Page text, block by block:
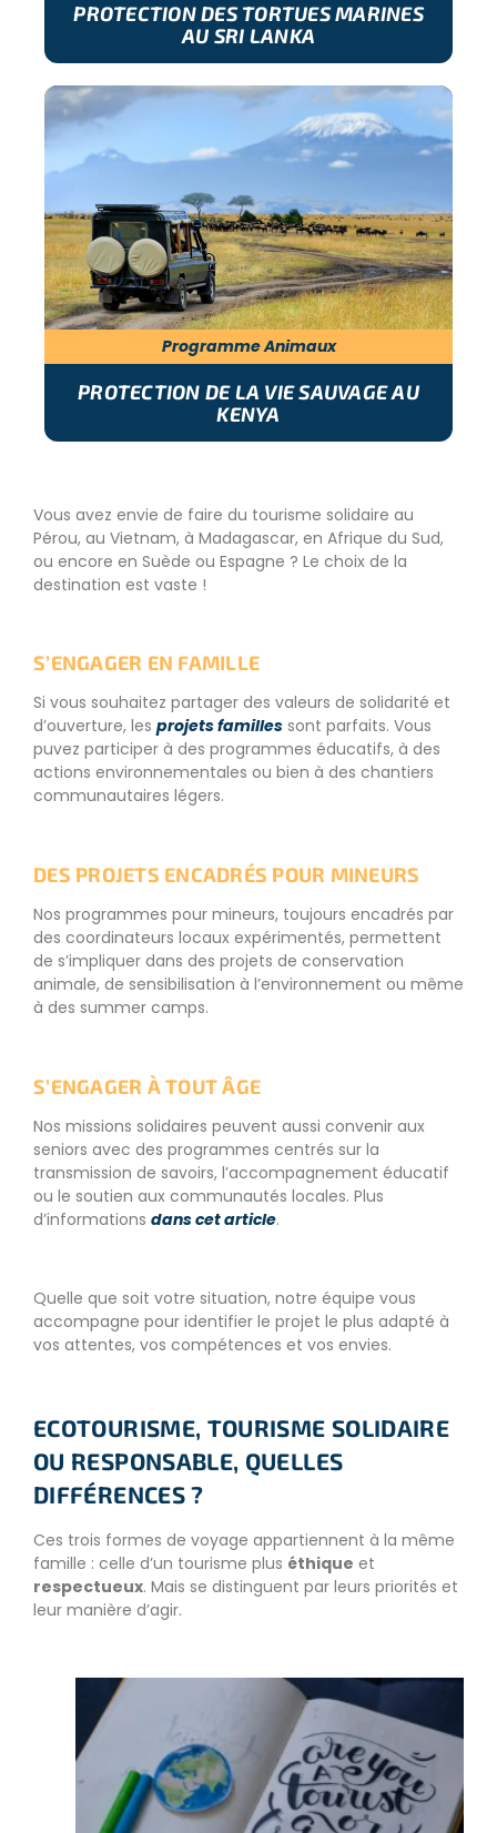
PROTECTION DES TORTUES MARINES
AU SRI LANKA
Programme Animaux
PROTECTION DE LA VIE SAUVAGE AU
KENYA
Vous avez envie de faire du tourisme solidaire au
Pérou, au Vietnam, à Madagascar, en Afrique du Sud,
ou encore en Suède ou Espagne ? Le choix de la
destination est vaste !
S’ENGAGER EN FAMILLE
Si vous souhaitez partager des valeurs de solidarité et
d’ouverture, les projets familles sont parfaits. Vous
puvez participer à des programmes éducatifs, à des
actions environnementales ou bien à des chantiers
communautaires légers.
DES PROJETS ENCADRÉS POUR MINEURS
Nos programmes pour mineurs, toujours encadrés par
des coordinateurs locaux expérimentés, permettent
de s’impliquer dans des projets de conservation
animale, de sensibilisation à l’environnement ou même
à des summer camps.
S’ENGAGER À TOUT ÂGE
Nos missions solidaires peuvent aussi convenir aux
seniors avec des programmes centrés sur la
transmission de savoirs, l’accompagnement éducatif
ou le soutien aux communautés locales. Plus
d’informations dans cet article.
Quelle que soit votre situation, notre équipe vous
accompagne pour identifier le projet le plus adapté à
vos attentes, vos compétences et vos envies.
ECOTOURISME, TOURISME SOLIDAIRE
OU RESPONSABLE, QUELLES
DIFFÉRENCES ?
Ces trois formes de voyage appartiennent à la même
famille : celle d’un tourisme plus éthique et
respectueux. Mais se distinguent par leurs priorités et
leur manière d’agir.